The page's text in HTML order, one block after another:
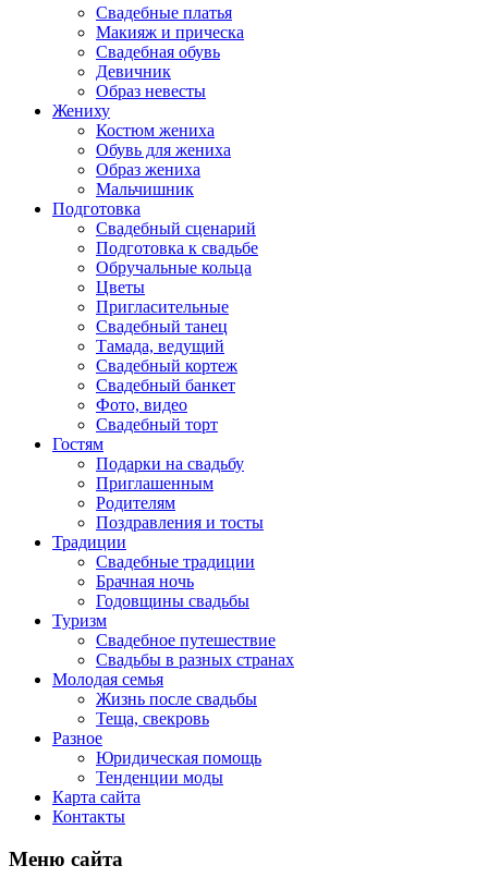
Свадебные платья
Макияж и прическа
Свадебная обувь
Девичник
Образ невесты
Жениху
Костюм жениха
Обувь для жениха
Образ жениха
Мальчишник
Подготовка
Свадебный сценарий
Подготовка к свадьбе
Обручальные кольца
Цветы
Пригласительные
Свадебный танец
Тамада, ведущий
Свадебный кортеж
Свадебный банкет
Фото, видео
Свадебный торт
Гостям
Подарки на свадьбу
Приглашенным
Родителям
Поздравления и тосты
Традиции
Свадебные традиции
Брачная ночь
Годовщины свадьбы
Туризм
Свадебное путешествие
Свадьбы в разных странах
Молодая семья
Жизнь после свадьбы
Теща, свекровь
Разное
Юридическая помощь
Тенденции моды
Карта сайта
Контакты
Меню сайта